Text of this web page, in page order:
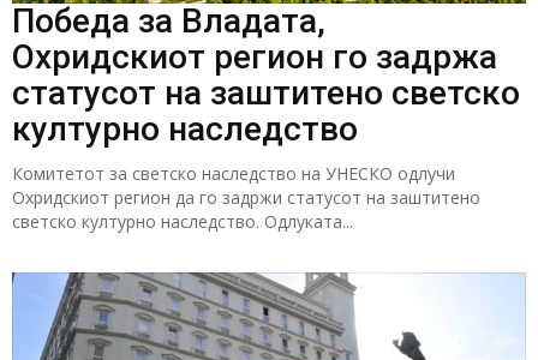
Победа за Владата,
Охридскиот регион го задржа
статусот на заштитено светско
културно наследство
Комитетот за светско наследство на УНЕСКО одлучи
Охридскиот регион да го задржи статусот на заштитено
светско културно наследство. Одлуката...